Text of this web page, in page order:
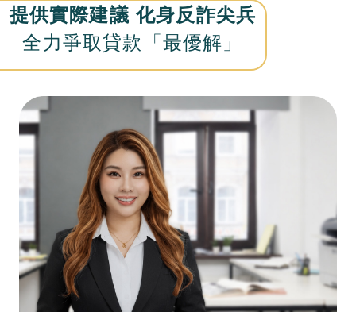
提供實際建議 化身反詐尖兵
全力爭取貸款「最優解」